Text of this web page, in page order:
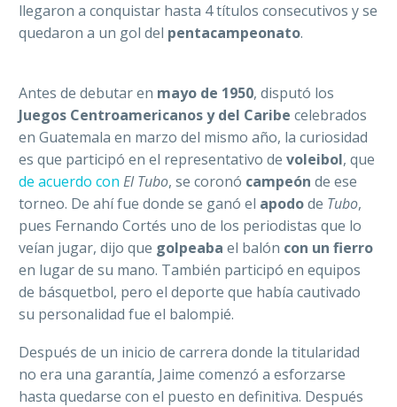
llegaron a conquistar hasta 4 títulos consecutivos y se
quedaron a un gol del pentacampeonato.
Antes de debutar en mayo de 1950, disputó los
Juegos Centroamericanos y del Caribe celebrados
en Guatemala en marzo del mismo año, la curiosidad
es que participó en el representativo de voleibol, que
de acuerdo con El Tubo, se coronó campeón de ese
torneo. De ahí fue donde se ganó el apodode Tubo,
pues Fernando Cortés uno de los periodistas que lo
veían jugar, dijo que golpeaba el balón con un fierro
en lugar de su mano. También participó en equipos
de básquetbol, pero el deporte que había cautivado
su personalidad fue el balompié.
Después de un inicio de carrera donde la titularidad
no era una garantía, Jaime comenzó a esforzarse
hasta quedarse con el puesto en definitiva. Después